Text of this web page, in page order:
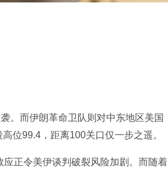
。而伊朗革命卫队则对中东地区美国
位99.4，距离100关口仅一步之遥。
正令美伊谈判破裂风险加剧。而随着